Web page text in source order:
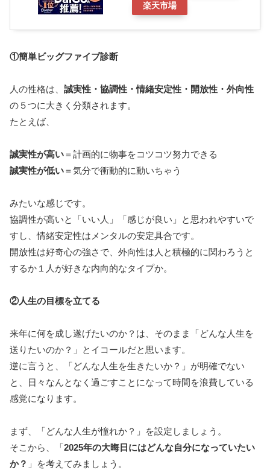
楽天市場
①簡単ビッグファイブ診断
人の性格は、 誠実性・協調性・情緒安定性・開放性・外向性
の５つに大きく分類されます。
たとえば、
誠実性が高い＝計画的に物事をコツコツ努力できる
誠実性が低い＝気分で衝動的に動いちゃう
みたいな感じです。
協調性が高いと「いい人」「感じが良い」と思われやすいで
すし、情緒安定性はメンタルの安定具合です。
開放性は好奇心の強さで、外向性は人と積極的に関わろうと
するか１人が好きな内向的なタイプか。
②人生の目標を立てる
来年に何を成し遂げたいのか？は、そのまま「どんな人生を
送りたいのか？」とイコールだと思います。
逆に言うと、「どんな人生を生きたいか？」が明確でない
と、日々なんとなく過ごすことになって時間を浪費している
感覚になります。
まず、「どんな人生が憧れか？」を設定しましょう。
そこから、「2025年の大晦日にはどんな自分になっていたい
か？ 」を考えてみましょう。